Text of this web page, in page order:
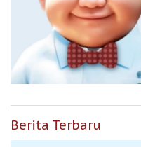
Berita Terbaru